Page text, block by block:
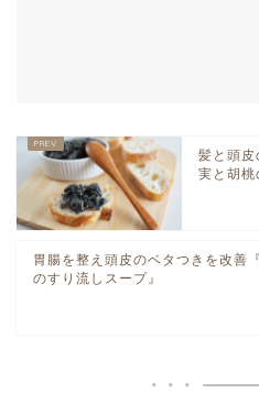
髪と頭皮
実と胡桃
胃腸を整え頭皮のベタつきを改善
のすり流しスープ』